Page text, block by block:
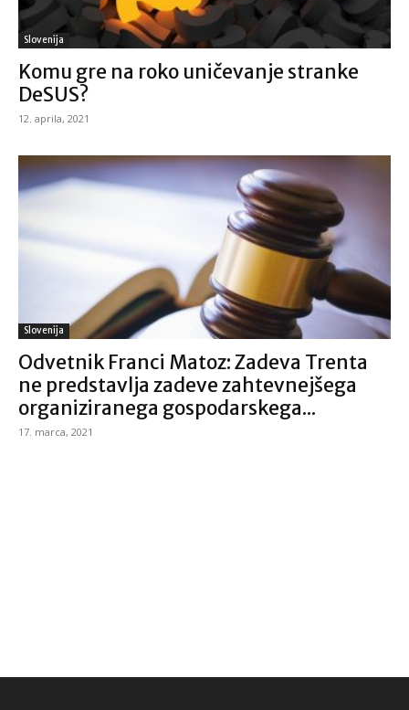
Slovenija
Komu gre na roko uničevanje stranke
DeSUS?
12. aprila, 2021
Slovenija
Odvetnik Franci Matoz: Zadeva Trenta
ne predstavlja zadeve zahtevnejšega
organiziranega gospodarskega...
17. marca, 2021